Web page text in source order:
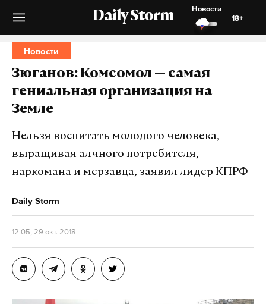
Daily Storm
Новости
18+
Новости
Зюганов: Комсомол — самая
гениальная организация на
Земле
Нельзя воспитать молодого человека,
выращивая алчного потребителя,
наркомана и мерзавца, заявил лидер КПРФ
Daily Storm
12:05, 29 окт. 2018